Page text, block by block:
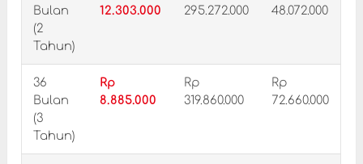
Bulan
(2
Tahun)
12.303.000
295.272.000
48.072.000
36
Bulan
(3
Tahun)
Rp
8.885.000
Rp
319.860.000
Rp
72.660.000